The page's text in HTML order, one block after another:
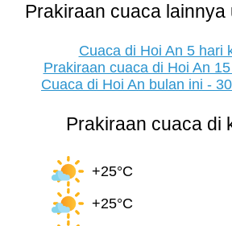
Prakiraan cuaca lainnya
Cuaca di Hoi An 5 hari
Prakiraan cuaca di Hoi An
Cuaca di Hoi An bulan ini -
Prakiraan cuaca di
+25°C
+25°C